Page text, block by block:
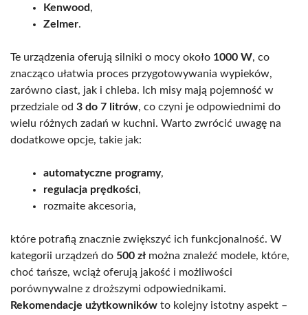
Kenwood,
Zelmer.
Te urządzenia oferują silniki o mocy około 1000 W, co
znacząco ułatwia proces przygotowywania wypieków,
zarówno ciast, jak i chleba. Ich misy mają pojemność w
przedziale od 3 do 7 litrów, co czyni je odpowiednimi do
wielu różnych zadań w kuchni. Warto zwrócić uwagę na
dodatkowe opcje, takie jak:
automatyczne programy,
regulacja prędkości,
rozmaite akcesoria,
które potrafią znacznie zwiększyć ich funkcjonalność. W
kategorii urządzeń do 500 zł można znaleźć modele, które,
choć tańsze, wciąż oferują jakość i możliwości
porównywalne z droższymi odpowiednikami.
Rekomendacje użytkowników to kolejny istotny aspekt –